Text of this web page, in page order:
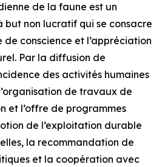
de la faune est un
but non lucratif qui se consacre
conscience et l’appréciation
Par la diffusion de
des activités humaines
de travaux de
et l’offre de programmes
de l’exploitation durable
la recommandation de
et la coopération avec